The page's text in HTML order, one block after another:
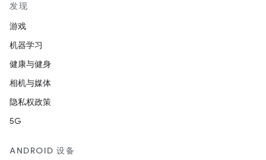
发现
游戏
机器学习
健康与健身
相机与媒体
隐私权政策
5G
ANDROID 设备